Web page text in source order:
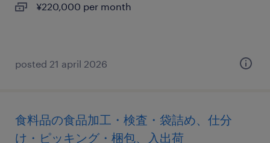
¥220,000 per month
posted 21 april 2026
食料品の食品加工・検査・袋詰め、仕分
け・ピッキング・梱包、入出荷